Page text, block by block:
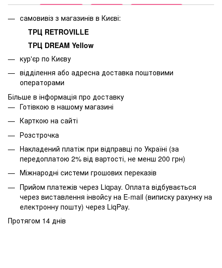
самовивіз з магазинів в Києві:
ТРЦ RETROVILLE
ТРЦ DREAM Yellow
кур'єр по Києву
відділення або адресна доставка поштовими
операторами
Більше в інформація про доставку
Готівкою в нашому магазині
Карткою на сайті
Розстрочка
Накладений платіж при відправці по Україні (за
передоплатою 2% від вартості, не менш 200 грн)
Міжнародні системи грошових переказів
Прийом платежів через Liqpay. Оплата відбувається
через виставлення інвойсу на E-mail (виписку рахунку на
електронну пошту) через LiqPay.
Протягом 14 днів